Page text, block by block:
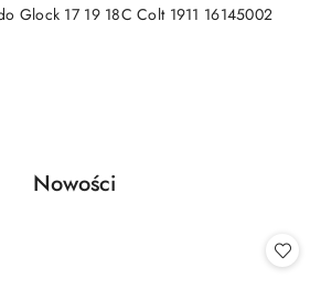
Glock 17 19 18C Colt 1911 16145002
produktów
Produkty
Nowości